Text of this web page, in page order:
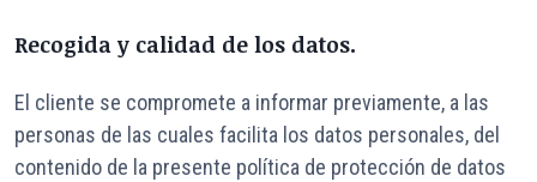
Recogida y calidad de los datos.
El cliente se compromete a informar previamente, a las
personas de las cuales facilita los datos personales, del
contenido de la presente política de protección de datos